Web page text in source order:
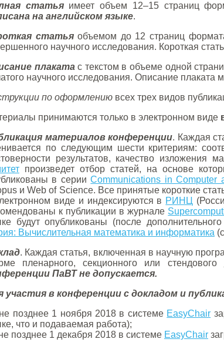
статьяимеет объем 12–15 страниц
на английском языке.
статьяобъемом до 12 страниц
научного исследования. Короткая
плакатас текстом в объеме одной
научного исследования. Описание плаката
по оформлению всех трех видов
принимаются только в электронном виде
материалов конференции. Каждая
по следующим шести критериям:
результатов, качество изложения
произведет отбор статей, на основе
в серииCommunications in Computer
и Web of Science. Все принятые короткие
виде и индексируются в РИНЦ
к публикации в журнале
будут опубликованы (после
Вычислительная математика и информатика
. Каждая статья, включенная в научную
пленарного, секционного или
ПаВТ не допускается.
участия в конференции с докладом и
не позднее 1 ноября 2018 в системе EasyChair
что и подаваемая работа);
позднее 1 декабря 2018 в системе EasyChair